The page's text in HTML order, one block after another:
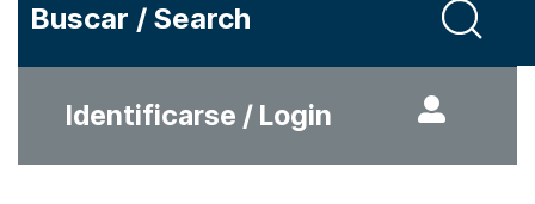
Buscar / Search
Identificarse / Login